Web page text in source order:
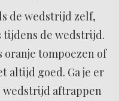
de wedstrijd zelf,
tijdens de wedstrijd.
oranje tompoezen of
altijd goed. Ga je er
wedstrijd aftrappen